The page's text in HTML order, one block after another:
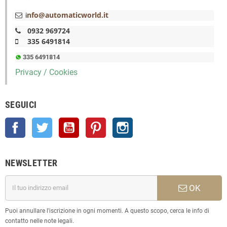
info@automaticworld.it
0932 969724
335 6491814
335 6491814
Privacy / Cookies
SEGUICI
Facebook Twitter YouTube Pinterest
NEWSLETTER
OK
Puoi annullare l'iscrizione in ogni momenti. A questo scopo, cerca le info di
contatto nelle note legali.